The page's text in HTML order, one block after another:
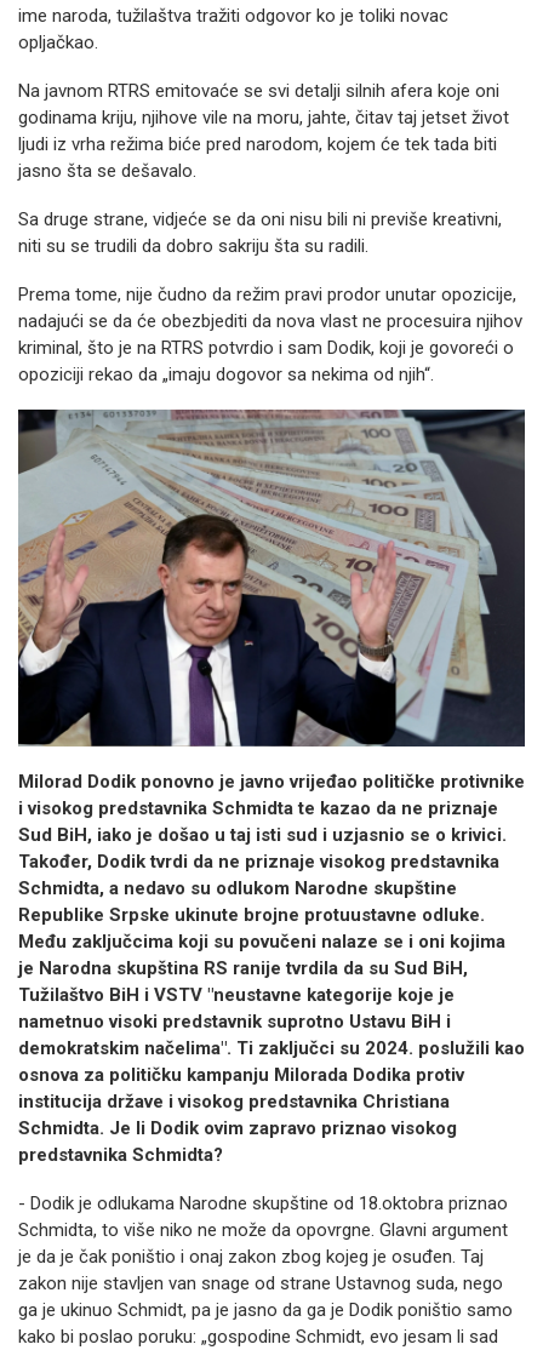
ime naroda, tužilaštva tražiti odgovor ko je toliki novac
opljačkao.
Na javnom RTRS emitovaće se svi detalji silnih afera koje oni
godinama kriju, njihove vile na moru, jahte, čitav taj jetset život
ljudi iz vrha režima biće pred narodom, kojem će tek tada biti
jasno šta se dešavalo.
Sa druge strane, vidjeće se da oni nisu bili ni previše kreativni,
niti su se trudili da dobro sakriju šta su radili.
Prema tome, nije čudno da režim pravi prodor unutar opozicije,
nadajući se da će obezbjediti da nova vlast ne procesuira njihov
kriminal, što je na RTRS potvrdio i sam Dodik, koji je govoreći o
opoziciji rekao da „imaju dogovor sa nekima od njih“.
Milorad Dodik ponovno je javno vrijeđao političke protivnike
i visokog predstavnika Schmidta te kazao da ne priznaje
Sud BiH, iako je došao u taj isti sud i uzjasnio se o krivici.
Također, Dodik tvrdi da ne priznaje visokog predstavnika
Schmidta, a nedavo su odlukom Narodne skupštine
Republike Srpske ukinute brojne protuustavne odluke.
Među zaključcima koji su povučeni nalaze se i oni kojima
je Narodna skupština RS ranije tvrdila da su Sud BiH,
Tužilaštvo BiH i VSTV "neustavne kategorije koje je
nametnuo visoki predstavnik suprotno Ustavu BiH i
demokratskim načelima". Ti zaključci su 2024. poslužili kao
osnova za političku kampanju Milorada Dodika protiv
institucija države i visokog predstavnika Christiana
Schmidta. Je li Dodik ovim zapravo priznao visokog
predstavnika Schmidta?
- Dodik je odlukama Narodne skupštine od 18.oktobra priznao
Schmidta, to više niko ne može da opovrgne. Glavni argument
je da je čak poništio i onaj zakon zbog kojeg je osuđen. Taj
zakon nije stavljen van snage od strane Ustavnog suda, nego
ga je ukinuo Schmidt, pa je jasno da ga je Dodik poništio samo
kako bi poslao poruku: „gospodine Schmidt, evo jesam li sad